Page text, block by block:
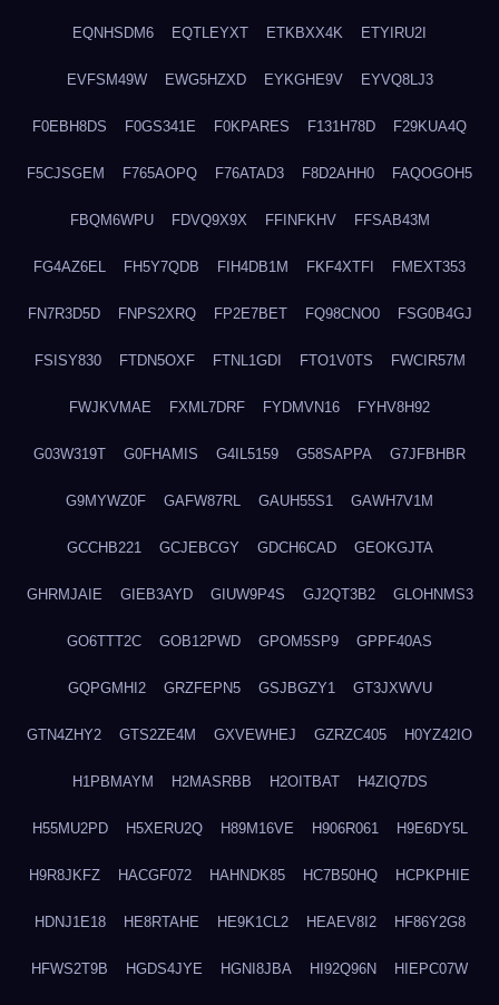
EQNHSDM6 EQTLEYXT ETKBXX4K ETYIRU2I
EVFSM49W EWG5HZXD EYKGHE9V EYVQ8LJ3
F0EBH8DS F0GS341E F0KPARES F131H78D F29KUA4Q
F5CJSGEM F765AOPQ F76ATAD3 F8D2AHH0 FAQOGOH5
FBQM6WPU FDVQ9X9X FFINFKHV FFSAB43M
FG4AZ6EL FH5Y7QDB FIH4DB1M FKF4XTFI FMEXT353
FN7R3D5D FNPS2XRQ FP2E7BET FQ98CNO0 FSG0B4GJ
FSISY830 FTDN5OXF FTNL1GDI FTO1V0TS FWCIR57M
FWJKVMAE FXML7DRF FYDMVN16 FYHV8H92
G03W319T G0FHAMIS G4IL5159 G58SAPPA G7JFBHBR
G9MYWZ0F GAFW87RL GAUH55S1 GAWH7V1M
GCCHB221 GCJEBCGY GDCH6CAD GEOKGJTA
GHRMJAIE GIEB3AYD GIUW9P4S GJ2QT3B2 GLOHNMS3
GO6TTT2C GOB12PWD GPOM5SP9 GPPF40AS
GQPGMHI2 GRZFEPN5 GSJBGZY1 GT3JXWVU
GTN4ZHY2 GTS2ZE4M GXVEWHEJ GZRZC405 H0YZ42IO
H1PBMAYM H2MASRBB H2OITBAT H4ZIQ7DS
H55MU2PD H5XERU2Q H89M16VE H906R061 H9E6DY5L
H9R8JKFZ HACGF072 HAHNDK85 HC7B50HQ HCPKPHIE
HDNJ1E18 HE8RTAHE HE9K1CL2 HEAEV8I2 HF86Y2G8
HFWS2T9B HGDS4JYE HGNI8JBA HI92Q96N HIEPC07W